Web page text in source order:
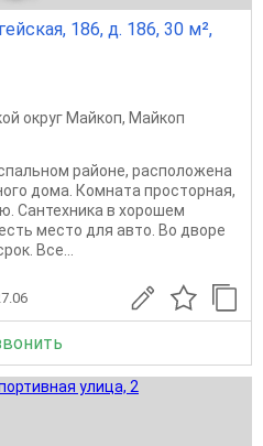
186, д. 186, 30 м²,
округ Майкоп, Майкоп
районе, расположена
дома. Комната просторная,
Сантехника в хорошем
место для авто. Во дворе
Все...